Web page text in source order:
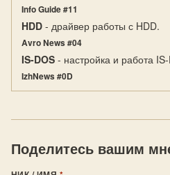
Info Guide #11
HDD - драйвер работы с HDD.
Avro News #04
IS-DOS - настройка и работа
IzhNews #0D
Поделитесь вашим